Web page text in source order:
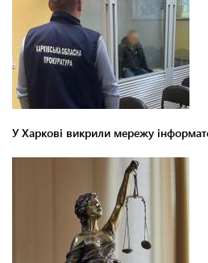
У Харкові викрили мережу